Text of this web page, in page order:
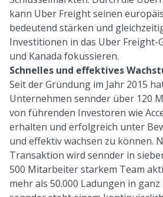
kann Uber Freight seinen
bedeutend stärken und
Investitionen in das Uber Freight-
und Kanada fokussieren.
Schnelles und effektives
Seit der Gründung im Jahr 2015
Unternehmen sennder über 120
von führenden Investoren wie
erhalten und erfolgreich unter
und effektiv wachsen zu können.
Transaktion wird sennder in
500 Mitarbeiter starkem Team
mehr als 50.000 Ladungen in